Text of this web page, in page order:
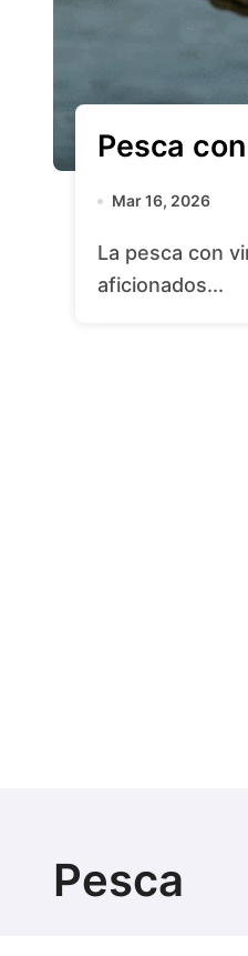
Pesca
Mar 16, 2026
La pesca con vinilos se ha convertido en una de las modalidades preferidas por
aficionados...
Pesca